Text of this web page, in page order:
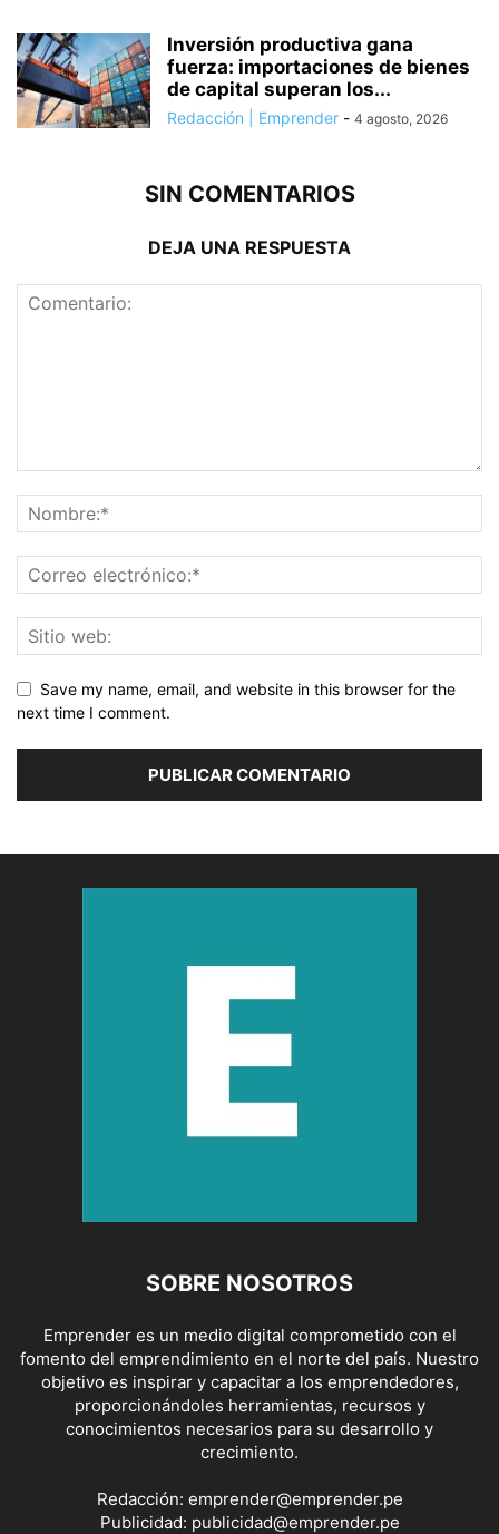
Inversión productiva gana
fuerza: importaciones de bienes
de capital superan los...
Redacción | Emprender - 4 agosto, 2026
SIN COMENTARIOS
DEJA UNA RESPUESTA
Save my name, email, and website in this browser for the
next time I comment.
SOBRE NOSOTROS
Emprender es un medio digital comprometido con el
fomento del emprendimiento en el norte del país. Nuestro
objetivo es inspirar y capacitar a los emprendedores,
proporcionándoles herramientas, recursos y
conocimientos necesarios para su desarrollo y
crecimiento.
Redacción: emprender@emprender.pe
Publicidad: publicidad@emprender.pe